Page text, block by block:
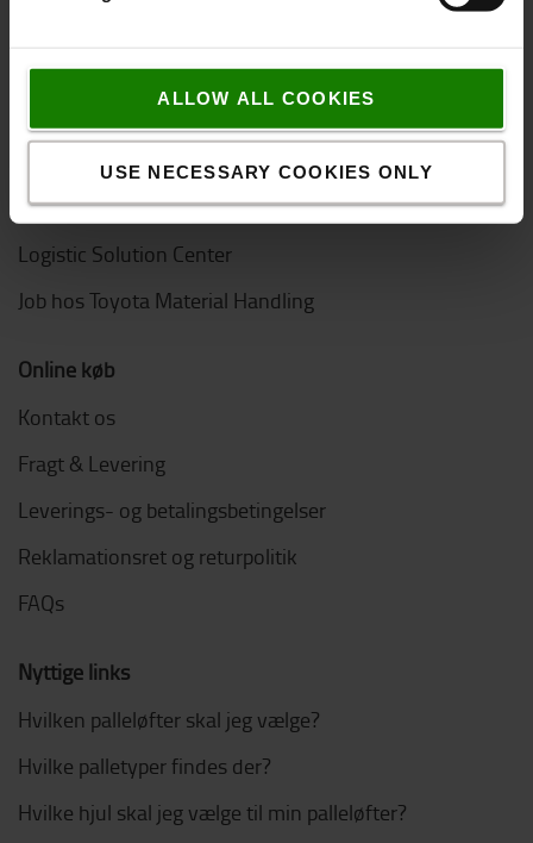
ALLOW ALL COOKIES
USE NECESSARY COOKIES ONLY
Hvorfor vælge Toyota
Kundetilfredshedsundersøgelse
Bæredygtighed
Code of Conduct
Logistic Solution Center
Job hos Toyota Material Handling
Online køb
Kontakt os
Fragt & Levering
Leverings- og betalingsbetingelser
Reklamationsret og returpolitik
FAQs
Nyttige links
Hvilken palleløfter skal jeg vælge?
Hvilke palletyper findes der?
Hvilke hjul skal jeg vælge til min palleløfter?